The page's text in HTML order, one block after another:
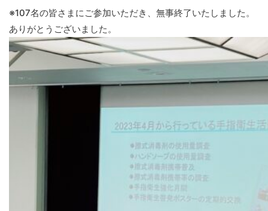
※107名の皆さまにご参加いただき、無事終了いたしました。
ありがとうございました。